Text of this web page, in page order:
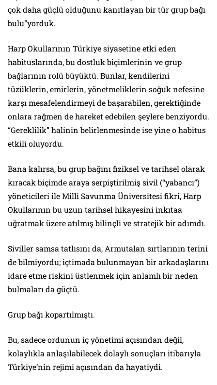
çok daha güçlü olduğunu kanıtlayan bir tür grup bağı
bulu”yorduk.
Harp Okullarının Türkiye siyasetine etki eden
habituslarında, bu dostluk biçimlerinin ve grup
bağlarının rolü büyüktü. Bunlar, kendilerini
tüzüklerin, emirlerin, yönetmeliklerin soğuk nefesine
karşı mesafelendirmeyi de başarabilen, gerektiğinde
onlara rağmen de hareket edebilen şeylere benziyordu.
“Gereklilik” halinin belirlenmesinde ise yine o habitus
etkili oluyordu.
Bana kalırsa, bu grup bağını fiziksel ve tarihsel olarak
kıracak biçimde araya serpiştirilmiş sivil (“yabancı”)
yöneticileri ile Milli Savunma Üniversitesi fikri, Harp
Okullarının bu uzun tarihsel hikayesini inkıtaa
uğratmak üzere atılmış bilinçli ve stratejik bir adımdı.
Siviller samsa tatlısını da, Armutalan sırtlarının terini
de bilmiyordu; içtimada bulunmayan bir arkadaşlarını
idare etme riskini üstlenmek için anlamlı bir neden
bulmaları da güçtü.
Grup bağı kopartılmıştı.
Bu, sadece ordunun iç yönetimi açısından değil,
kolaylıkla anlaşılabilecek dolaylı sonuçları itibarıyla
Türkiye’nin rejimi açısından da hayatiydi.